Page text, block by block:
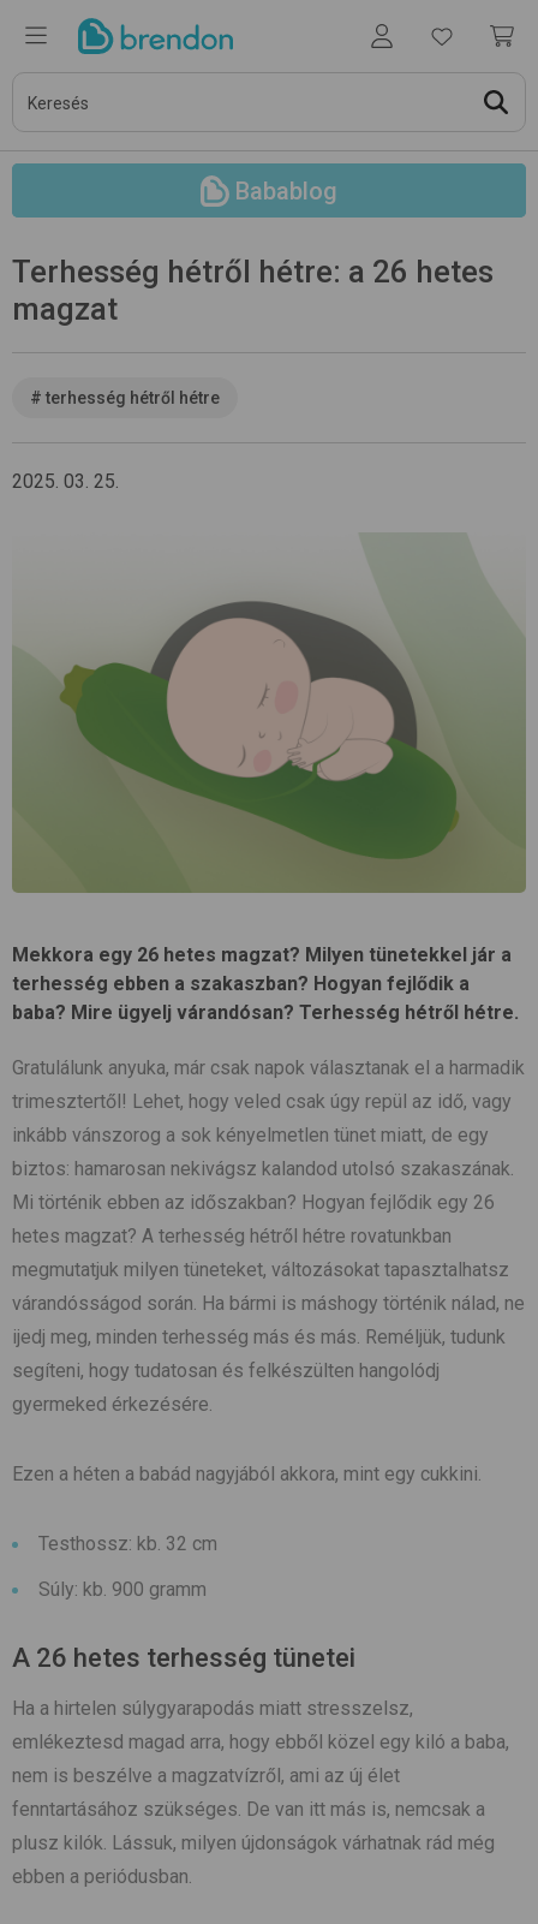
Babablog
Terhesség hétről hétre: a 26 hetes
magzat
# terhesség hétről hétre
2025. 03. 25.
Mekkora egy 26 hetes magzat? Milyen tünetekkel jár a
terhesség ebben a szakaszban? Hogyan fejlődik a
baba? Mire ügyelj várandósan? Terhesség hétről hétre.
Gratulálunk anyuka, már csak napok választanak el a harmadik
trimesztertől! Lehet, hogy veled csak úgy repül az idő, vagy
inkább vánszorog a sok kényelmetlen tünet miatt, de egy
biztos: hamarosan nekivágsz kalandod utolsó szakaszának.
Mi történik ebben az időszakban? Hogyan fejlődik egy 26
hetes magzat? A terhesség hétről hétre rovatunkban
megmutatjuk milyen tüneteket, változásokat tapasztalhatsz
várandósságod során. Ha bármi is máshogy történik nálad, ne
ijedj meg, minden terhesség más és más. Reméljük, tudunk
segíteni, hogy tudatosan és felkészülten hangolódj
gyermeked érkezésére.
Ezen a héten a babád nagyjából akkora, mint egy cukkini.
Testhossz: kb. 32 cm
Súly: kb. 900 gramm
A 26 hetes terhesség tünetei
Ha a hirtelen súlygyarapodás miatt stresszelsz,
emlékeztesd magad arra, hogy ebből közel egy kiló a baba,
nem is beszélve a magzatvízről, ami az új élet
fenntartásához szükséges. De van itt más is, nemcsak a
plusz kilók. Lássuk, milyen újdonságok várhatnak rád még
ebben a periódusban.